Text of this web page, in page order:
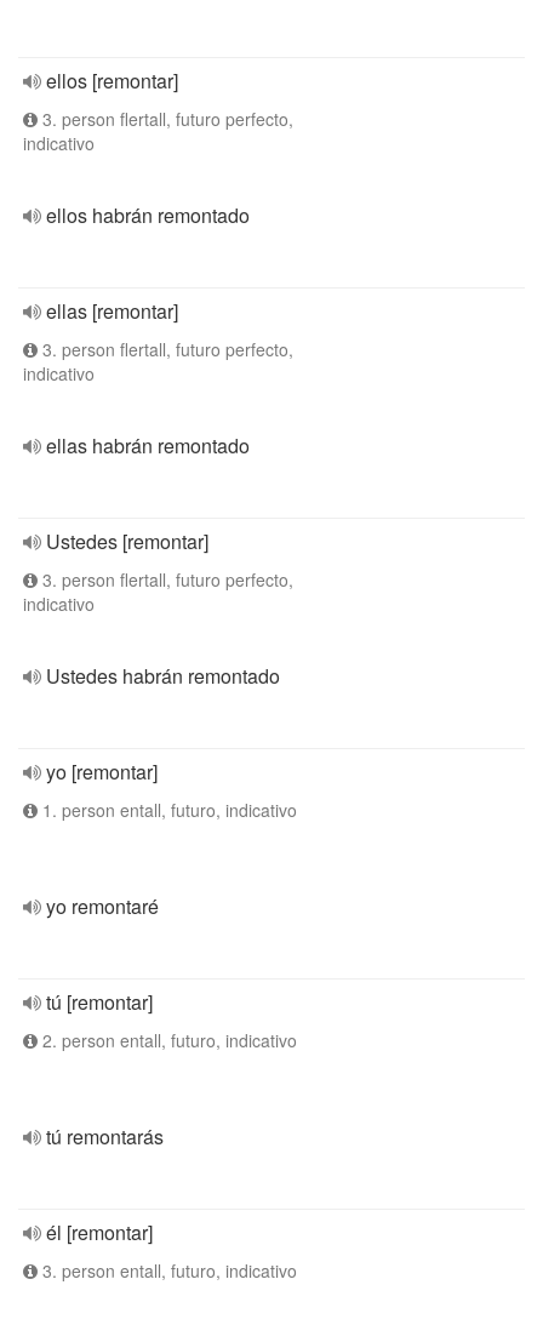
ellos [remontar]
3. person flertall, futuro perfecto,
indicativo
ellos habrán remontado
ellas [remontar]
3. person flertall, futuro perfecto,
indicativo
ellas habrán remontado
Ustedes [remontar]
3. person flertall, futuro perfecto,
indicativo
Ustedes habrán remontado
yo [remontar]
1. person entall, futuro, indicativo
yo remontaré
tú [remontar]
2. person entall, futuro, indicativo
tú remontarás
él [remontar]
3. person entall, futuro, indicativo